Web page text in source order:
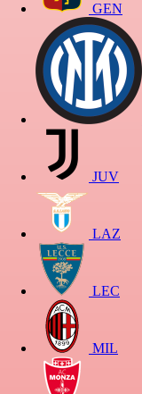
GEN
JUV
LAZ
LEC
MIL